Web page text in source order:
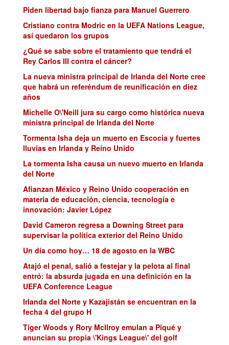
Piden libertad bajo fianza para Manuel Guerrero
Cristiano contra Modric en la UEFA Nations League,
así quedaron los grupos
¿Qué se sabe sobre el tratamiento que tendrá el
Rey Carlos III contra el cáncer?
La nueva ministra principal de Irlanda del Norte cree
que habrá un referéndum de reunificación en diez
años
Michelle O\'Neill jura su cargo como histórica nueva
ministra principal de Irlanda del Norte
Tormenta Isha deja un muerto en Escocia y fuertes
lluvias en Irlanda y Reino Unido
La tormenta Isha causa un nuevo muerto en Irlanda
del Norte
Afianzan México y Reino Unido cooperación en
materia de educación, ciencia, tecnología e
innovación: Javier López
David Cameron regresa a Downing Street para
supervisar la política exterior del Reino Unido
Un día como hoy… 18 de agosto en la WBC
Atajó el penal, salió a festejar y la pelota al final
entró: la absurda jugada en una definición en la
UEFA Conference League
Irlanda del Norte y Kazajistán se encuentran en la
fecha 4 del grupo H
Tiger Woods y Rory McIlroy emulan a Piqué y
anuncian su propia \'Kings League\' del golf